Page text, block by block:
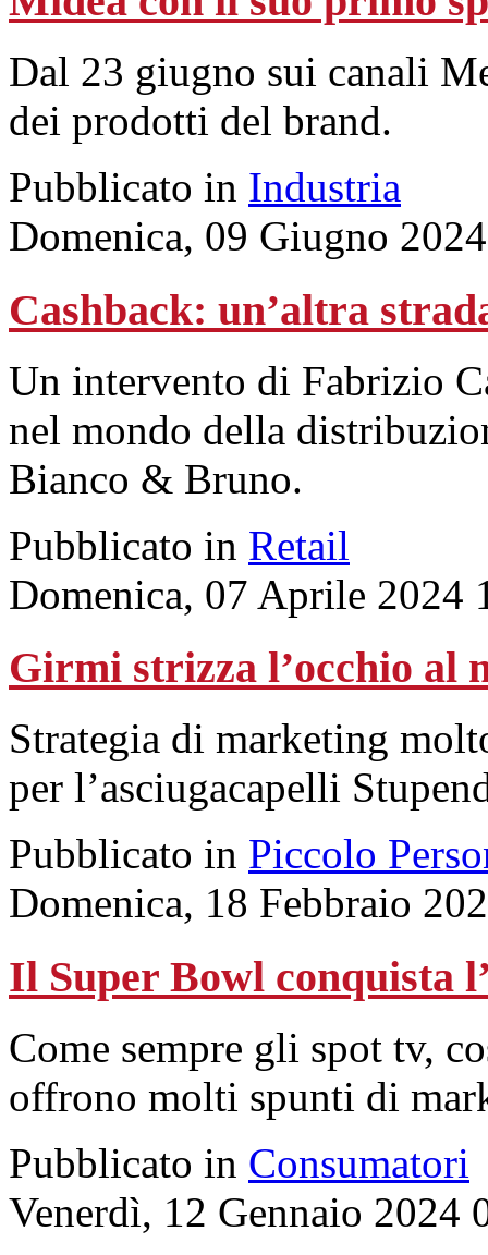
Dal 23 giugno sui canali
dei prodotti del brand.
Pubblicato in Industria
Domenica, 09 Giugno
Cashback: un’altra
Un intervento di Fabrizio
nel mondo della
Bianco & Bruno.
Pubblicato in Retail
Domenica, 07 Aprile 2024
Girmi strizza l’occhio al
Strategia di marketing
per l’asciugacapelli
Pubblicato in Piccolo
Domenica, 18 Febbraio
Il Super Bowl conquista
Come sempre gli spot tv,
offrono molti spunti di
Pubblicato in Consumatori
Venerdì, 12 Gennaio 2024